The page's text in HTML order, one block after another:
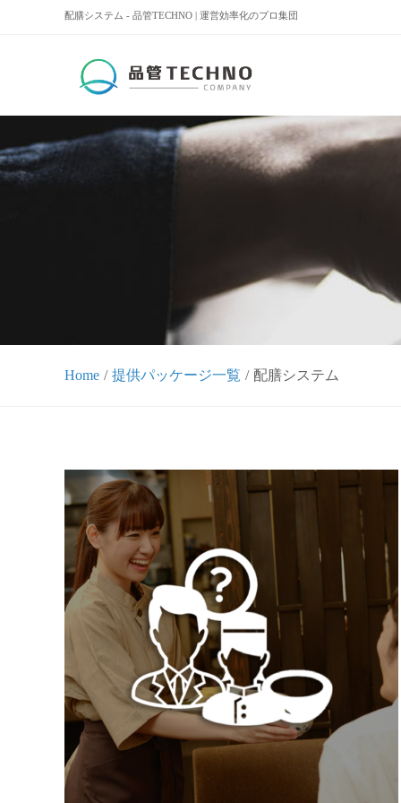
配膳システム - 品管TECHNO | 運営効率化のプロ集団
Home 提供パッケージ一覧 配膳システム